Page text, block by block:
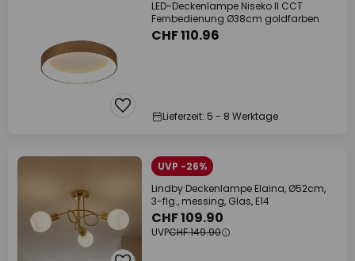
LED-Deckenlampe Niseko II CCT
Fernbedienung Ø38cm goldfarben
CHF 110.96
Lieferzeit: 5 - 8 Werktage
UVP -26%
Lindby Deckenlampe Elaina, Ø52cm,
3-flg., messing, Glas, E14
CHF 109.90
UVPCHF 149.90